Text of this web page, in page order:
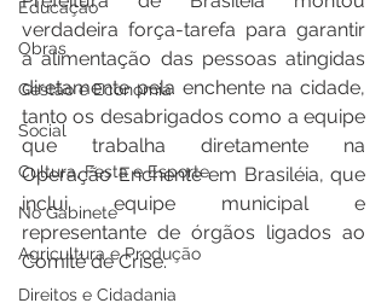
Educação
Obras
Gestão e Economia
Social
Cultura, Festa e Esporte
No Gabinete
Agricultura e Produção
Direitos e Cidadania
verdadeira força-tarefa para garantir
a alimentação das pessoas atingidas
diretamente pela enchente na cidade,
tanto os desabrigados como a equipe
que trabalha diretamente na
Operação Enchente em Brasiléia, que
inclui equipe municipal e
representante de órgãos ligados ao
Comitê de Crise.